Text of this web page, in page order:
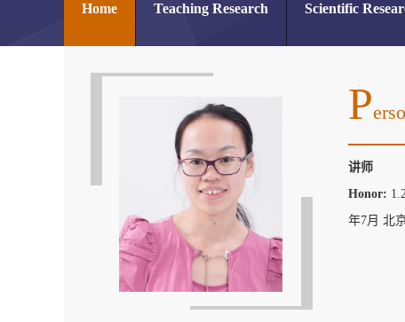
Home Teaching Research Scientific
P
讲师
Honor:
年7月 北